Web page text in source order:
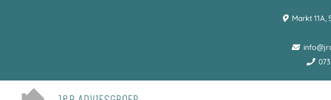
Markt 11A,